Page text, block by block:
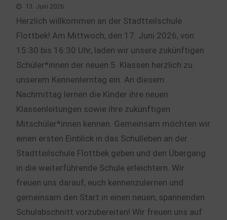
13. Juni 2026
Herzlich willkommen an der Stadtteilschule
Flottbek! Am Mittwoch, den 17. Juni 2026, von
15:30 bis 16:30 Uhr, laden wir unsere zukünftigen
Schüler*innen der neuen 5. Klassen herzlich zu
unserem Kennenlerntag ein. An diesem
Nachmittag lernen die Kinder ihre neuen
Klassenleitungen sowie ihre zukünftigen
Mitschüler*innen kennen. Gemeinsam möchten wir
einen ersten Einblick in das Schulleben an der
Stadtteilschule Flottbek geben und den Übergang
in die weiterführende Schule erleichtern. Wir
freuen uns darauf, euch kennenzulernen und
gemeinsam den Start in einen neuen, spannenden
Schulabschnitt vorzubereiten! Wir freuen uns auf